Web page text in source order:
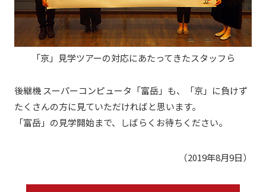
「京」見学ツアーの対応にあたってきたスタッフら
後継機 スーパーコンピュータ「富岳」も、「京」に負けず
たくさんの方に見ていただければと思います。
「富岳」の見学開始まで、しばらくお待ちください。
（2019年8月9日）